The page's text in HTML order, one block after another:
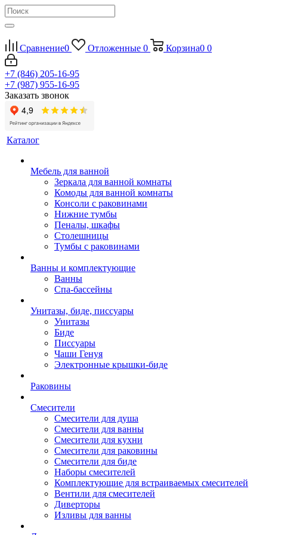
Сравнение0 Отложенные 0 Корзина0 0
+7 (846) 205-16-95
+7 (987) 955-16-95
Заказать звонок
Каталог
Мебель для ванной
Зеркала для ванной комнаты
Комоды для ванной комнаты
Консоли с раковинами
Нижние тумбы
Пеналы, шкафы
Столешницы
Тумбы с раковинами
Ванны и комплектующие
Ванны
Спа-бассейны
Унитазы, биде, писсуары
Унитазы
Биде
Писсуары
Чаши Генуя
Электронные крышки-биде
Раковины
Смесители
Смесители для душа
Смесители для ванны
Смесители для кухни
Смесители для раковины
Смесители для биде
Наборы смесителей
Комплектующие для встраиваемых смесителей
Вентили для смесителей
Диверторы
Изливы для ванны